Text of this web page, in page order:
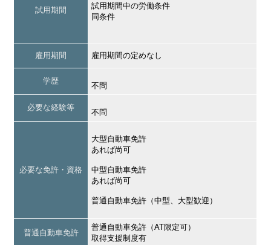
試用期間
試用期間中の労働条件
同条件
雇用期間 雇用期間の定めなし
学歴
不問
必要な経験等
不問
必要な免許・資格
大型自動車免許
あれば尚可
中型自動車免許
あれば尚可
普通自動車免許（中型、大型歓迎）
普通自動車免許
普通自動車免許（AT限定可）
取得支援制度有